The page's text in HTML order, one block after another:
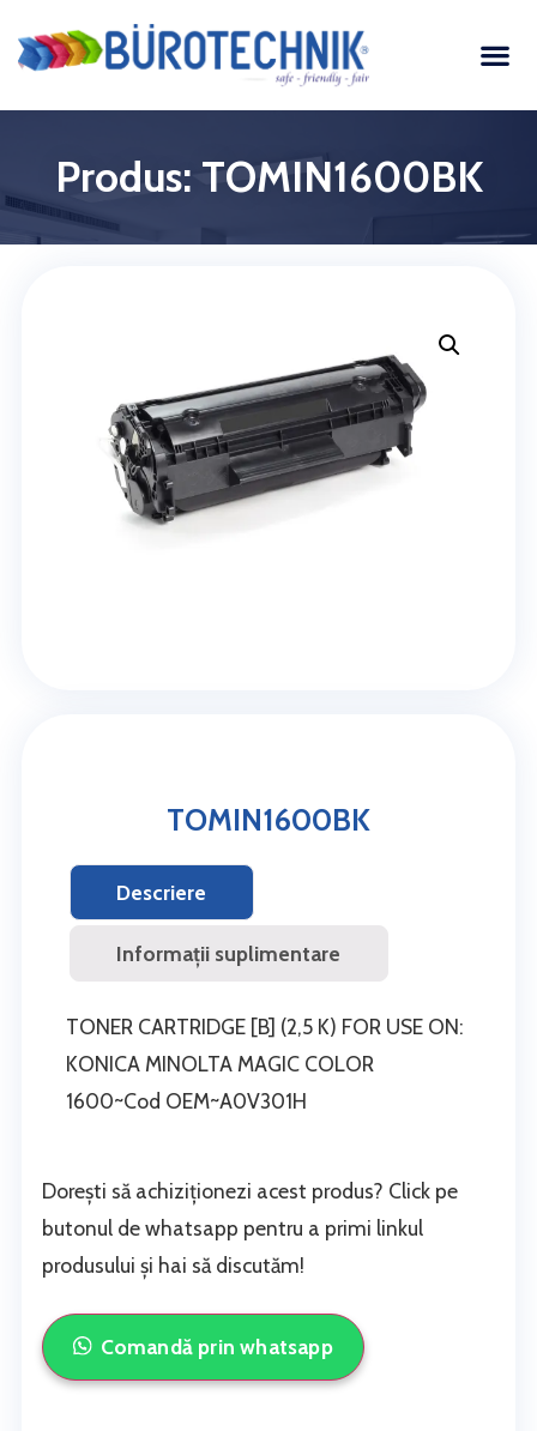
Produs: TOMIN1600BK
TOMIN1600BK
Descriere
Informații suplimentare
TONER CARTRIDGE [B] (2,5 K) FOR USE ON:
KONICA MINOLTA MAGIC COLOR
1600~Cod OEM~A0V301H
Dorești să achiziționezi acest produs? Click pe
butonul de whatsapp pentru a primi linkul
produsului și hai să discutăm!
Comandă prin whatsapp